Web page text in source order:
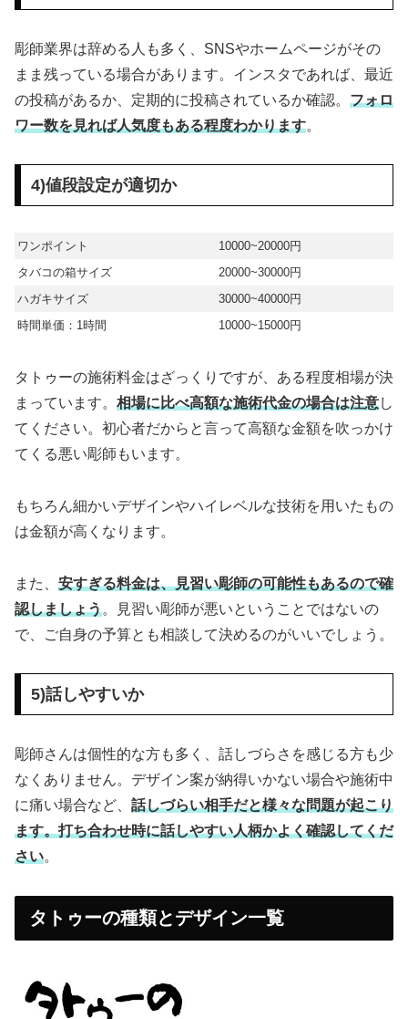
彫師業界は辞める人も多く、SNSやホームページがその
まま残っている場合があります。インスタであれば、最近
の投稿があるか、定期的に投稿されているか確認。 フォロ
ワー数を見れば人気度もある程度わかります。
4)値段設定が適切か
ワンポイント
10000~20000円
タバコの箱サイズ
20000~30000円
ハガキサイズ
30000~40000円
時間単価：1時間
10000~15000円
タトゥーの施術料金はざっくりですが、ある程度相場が決
まっています。 相場に比べ高額な施術代金の場合は注意し
てください。初心者だからと言って高額な金額を吹っかけ
てくる悪い彫師もいます。
もちろん細かいデザインやハイレベルな技術を用いたもの
は金額が高くなります。
また、 安すぎる料金は、見習い彫師の可能性もあるので確
認しましょう。見習い彫師が悪いということではないの
で、ご自身の予算とも相談して決めるのがいいでしょう。
5)話しやすいか
彫師さんは個性的な方も多く、話しづらさを感じる方も少
なくありません。デザイン案が納得いかない場合や施術中
に痛い場合など、 話しづらい相手だと様々な問題が起こり
ます。打ち合わせ時に話しやすい人柄かよく確認してくだ
さい。
タトゥーの種類とデザイン一覧